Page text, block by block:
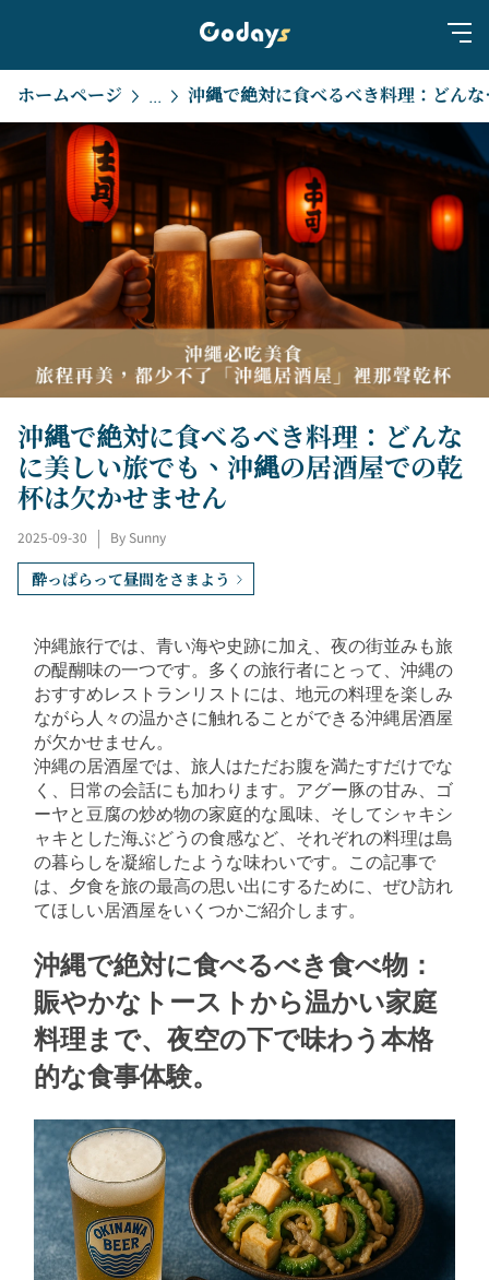
ホームページ ... 沖縄で絶対
沖縄で絶対に食べるべき料理：どんな
に美しい旅でも、沖縄の居酒屋での乾
杯は欠かせません
2025-09-30 By Sunny
酔っぱらって昼間をさまよう
沖縄旅行では、青い海や史跡に加え、夜の街並みも旅
の醍醐味の一つです。多くの旅行者にとって、沖縄の
おすすめレストランリストには、地元の料理を楽しみ
ながら人々の温かさに触れることができる沖縄居酒屋
が欠かせません。
沖縄の居酒屋では、旅人はただお腹を満たすだけでな
く、日常の会話にも加わります。アグー豚の甘み、ゴ
ーヤと豆腐の炒め物の家庭的な風味、そしてシャキシ
ャキとした海ぶどうの食感など、それぞれの料理は島
の暮らしを凝縮したような味わいです。この記事で
は、夕食を旅の最高の思い出にするために、ぜひ訪れ
てほしい居酒屋をいくつかご紹介します。
沖縄で絶対に食べるべき食べ物：
賑やかなトーストから温かい家庭
料理まで、夜空の下で味わう本格
的な食事体験。